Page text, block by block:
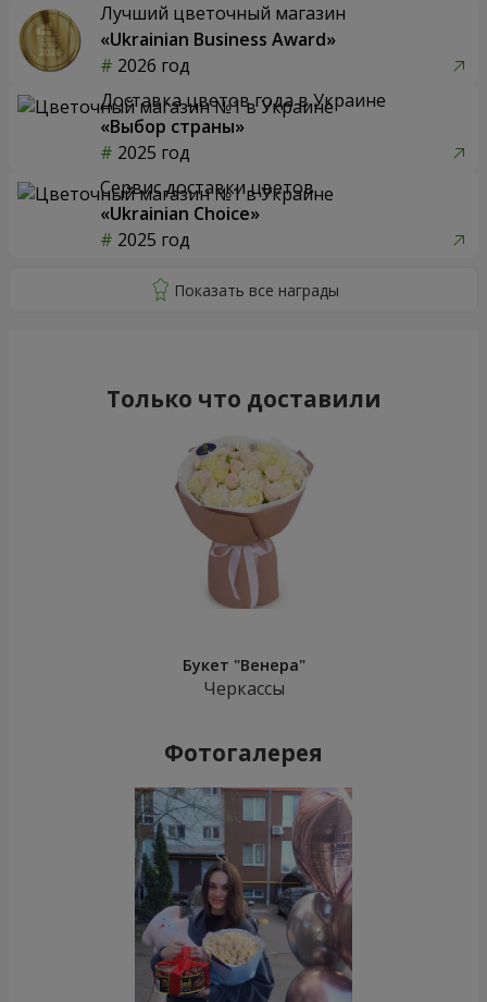
Лучший цветочный магазин
«Ukrainian Business Award»
2026 год
Доставка цветов года в Украине
«Выбор страны»
2025 год
Сервис доставки цветов
«Ukrainian Choice»
2025 год
Только что доставили
Букет "Венера"
Черкассы
Фотогалерея